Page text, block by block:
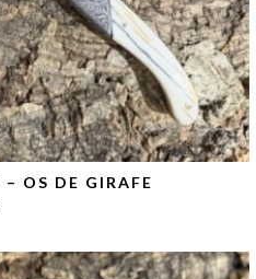
OS DE GIRAFE